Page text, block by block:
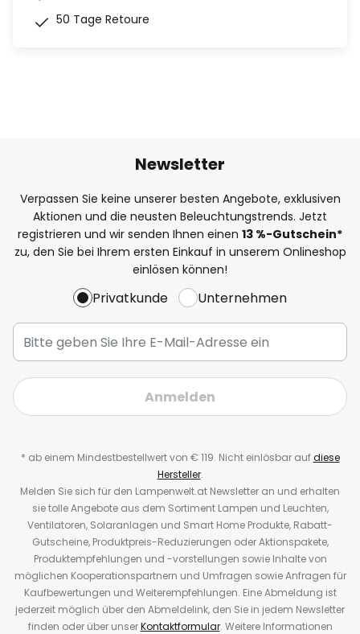
50 Tage Retoure
Newsletter
Verpassen Sie keine unserer besten Angebote, exklusiven
Aktionen und die neusten Beleuchtungstrends. Jetzt
registrieren und wir senden Ihnen einen 13 %-Gutschein*
zu, den Sie bei Ihrem ersten Einkauf in unserem Onlineshop
einlösen können!
Privatkunde Unternehmen
Anmelden
* ab einem Mindestbestellwert von € 119. Nicht einlösbar aufdiese
Hersteller.
Melden Sie sich für den Lampenwelt.at Newsletter an und erhalten
sie tolle Angebote aus dem Sortiment Lampen und Leuchten,
Ventilatoren, Solaranlagen und Smart Home Produkte, Rabatt-
Gutscheine, Produktpreis-Reduzierungen oder Aktionspakete,
Produktempfehlungen und -vorstellungen sowie Inhalte von
möglichen Kooperationspartnern und Umfragen sowie Anfragen für
Kaufbewertungen und Weiterempfehlungen. Eine Abmeldung ist
jederzeit möglich über den Abmeldelink, den Sie in jedem Newsletter
finden oder über unserKontaktformular. Weitere Informationen